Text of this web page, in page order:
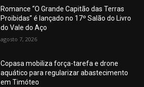
Romance “O Grande Capitão das Terras
Proibidas” é lançado no 17º Salão do Livro
do Vale do Aço
agosto 7, 2026
Copasa mobiliza força-tarefa e drone
aquático para regularizar abastecimento
em Timóteo